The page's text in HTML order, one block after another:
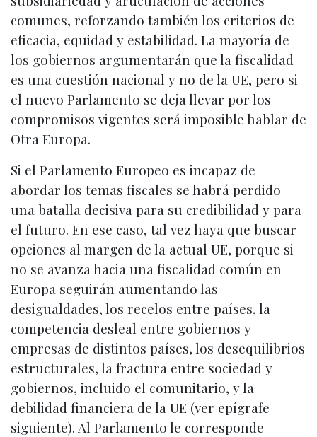
comunes, reforzando también los criterios de
eficacia, equidad y estabilidad. La mayoría de
los gobiernos argumentarán que la fiscalidad
es una cuestión nacional y no de la UE, pero si
el nuevo Parlamento se deja llevar por los
compromisos vigentes será imposible hablar de
Otra Europa.
Si el Parlamento Europeo es incapaz de
abordar los temas fiscales se habrá perdido
una batalla decisiva para su credibilidad y para
el futuro. En ese caso, tal vez haya que buscar
opciones al margen de la actual UE, porque si
no se avanza hacia una fiscalidad común en
Europa seguirán aumentando las
desigualdades, los recelos entre países, la
competencia desleal entre gobiernos y
empresas de distintos países, los desequilibrios
estructurales, la fractura entre sociedad y
gobiernos, incluido el comunitario, y la
debilidad financiera de la UE (ver epígrafe
siguiente). Al Parlamento le corresponde